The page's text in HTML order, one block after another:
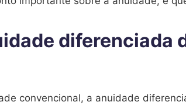
diferenciada
convencional, a anuidade